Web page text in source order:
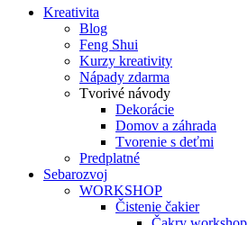
Kreativita
Blog
Feng Shui
Kurzy kreativity
Nápady zdarma
Tvorivé návody
Dekorácie
Domov a záhrada
Tvorenie s deťmi
Predplatné
Sebarozvoj
WORKSHOP
Čistenie čakier